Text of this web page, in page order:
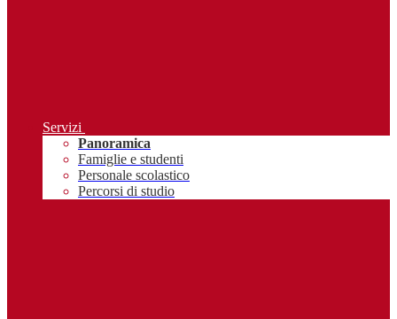
Servizi
Panoramica
Famiglie e studenti
Personale scolastico
Percorsi di studio